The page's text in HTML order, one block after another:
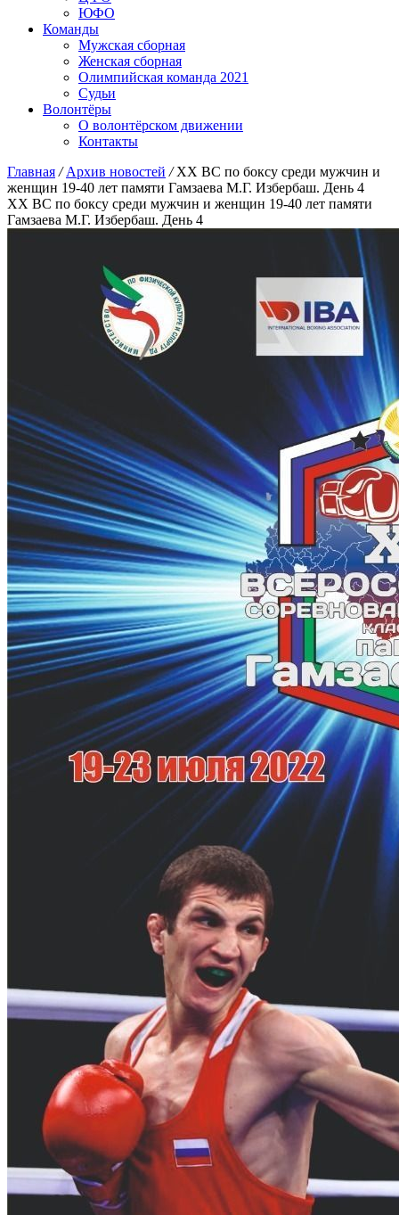
ЮФО
Команды
Мужская сборная
Женская сборная
Олимпийская команда 2021
Судьи
Волонтёры
О волонтёрском движении
Контакты
Главная / Архив новостей /XX ВС по боксу среди мужчин и
женщин 19-40 лет памяти Гамзаева М.Г. Избербаш. День 4
XX ВС по боксу среди мужчин и женщин 19-40 лет памяти
Гамзаева М.Г. Избербаш. День 4